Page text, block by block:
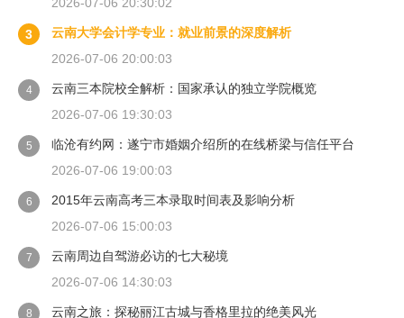
3
云南大学会计学专业：就业前景的深度解析
2026-07-06 20:00:03
4
云南三本院校全解析：国家承认的独立学院概览
2026-07-06 19:30:03
5
临沧有约网：遂宁市婚姻介绍所的在线桥梁与信任平台
2026-07-06 19:00:03
6
2015年云南高考三本录取时间表及影响分析
2026-07-06 15:00:03
7
云南周边自驾游必访的七大秘境
2026-07-06 14:30:03
8 云南之旅：探秘丽江古城与香格里拉的绝美风光